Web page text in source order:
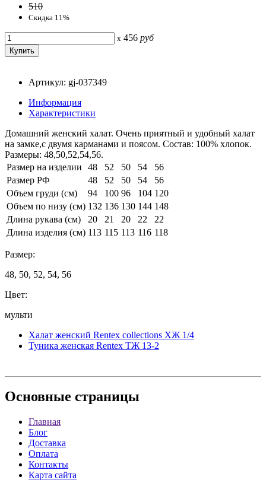
510
Скидка 11%
x 456 руб
Артикул: gj-037349
Информация
Характеристики
Домашний женский халат. Очень приятный и удобный халат
на замке,с двумя карманами и поясом. Состав: 100% хлопок.
Размеры: 48,50,52,54,56.
Размер на изделии
48 52 50 54
56
Размер РФ
48 52 50 54
56
Объем груди (см)
94 100 96 104 120
Объем по низу (см) 132 136 130 144 148
Длина рукава (см)
20 21 20 22
22
Длина изделия (см) 113 115 113 116 118
Размер:
48, 50, 52, 54, 56
Цвет:
мульти
Халат женский Rentex collections ХЖ 1/4
Туника женская Rentex ТЖ 13-2
Основные страницы
Главная
Блог
Доставка
Оплата
Контакты
Карта сайта